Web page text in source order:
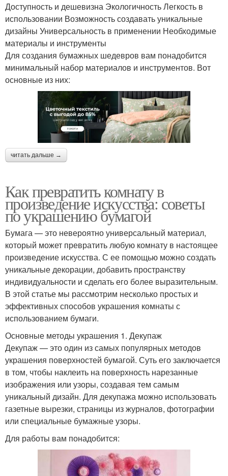
Доступность и дешевизна Экологичность Легкость в
использовании Возможность создавать уникальные
дизайны Универсальность в применении Необходимые
материалы и инструменты
Для создания бумажных шедевров вам понадобится
минимальный набор материалов и инструментов. Вот
основные из них:
читать дальше →
Как превратить комнату в
произведение искусства: советы
по украшению бумагой
Бумага — это невероятно универсальный материал,
который может превратить любую комнату в настоящее
произведение искусства. С ее помощью можно создать
уникальные декорации, добавить пространству
индивидуальности и сделать его более выразительным.
В этой статье мы рассмотрим несколько простых и
эффективных способов украшения комнаты с
использованием бумаги.
Основные методы украшения 1. Декупаж
Декупаж — это один из самых популярных методов
украшения поверхностей бумагой. Суть его заключается
в том, чтобы наклеить на поверхность нарезанные
изображения или узоры, создавая тем самым
уникальный дизайн. Для декупажа можно использовать
газетные вырезки, страницы из журналов, фотографии
или специальные бумажные узоры.
Для работы вам понадобится: